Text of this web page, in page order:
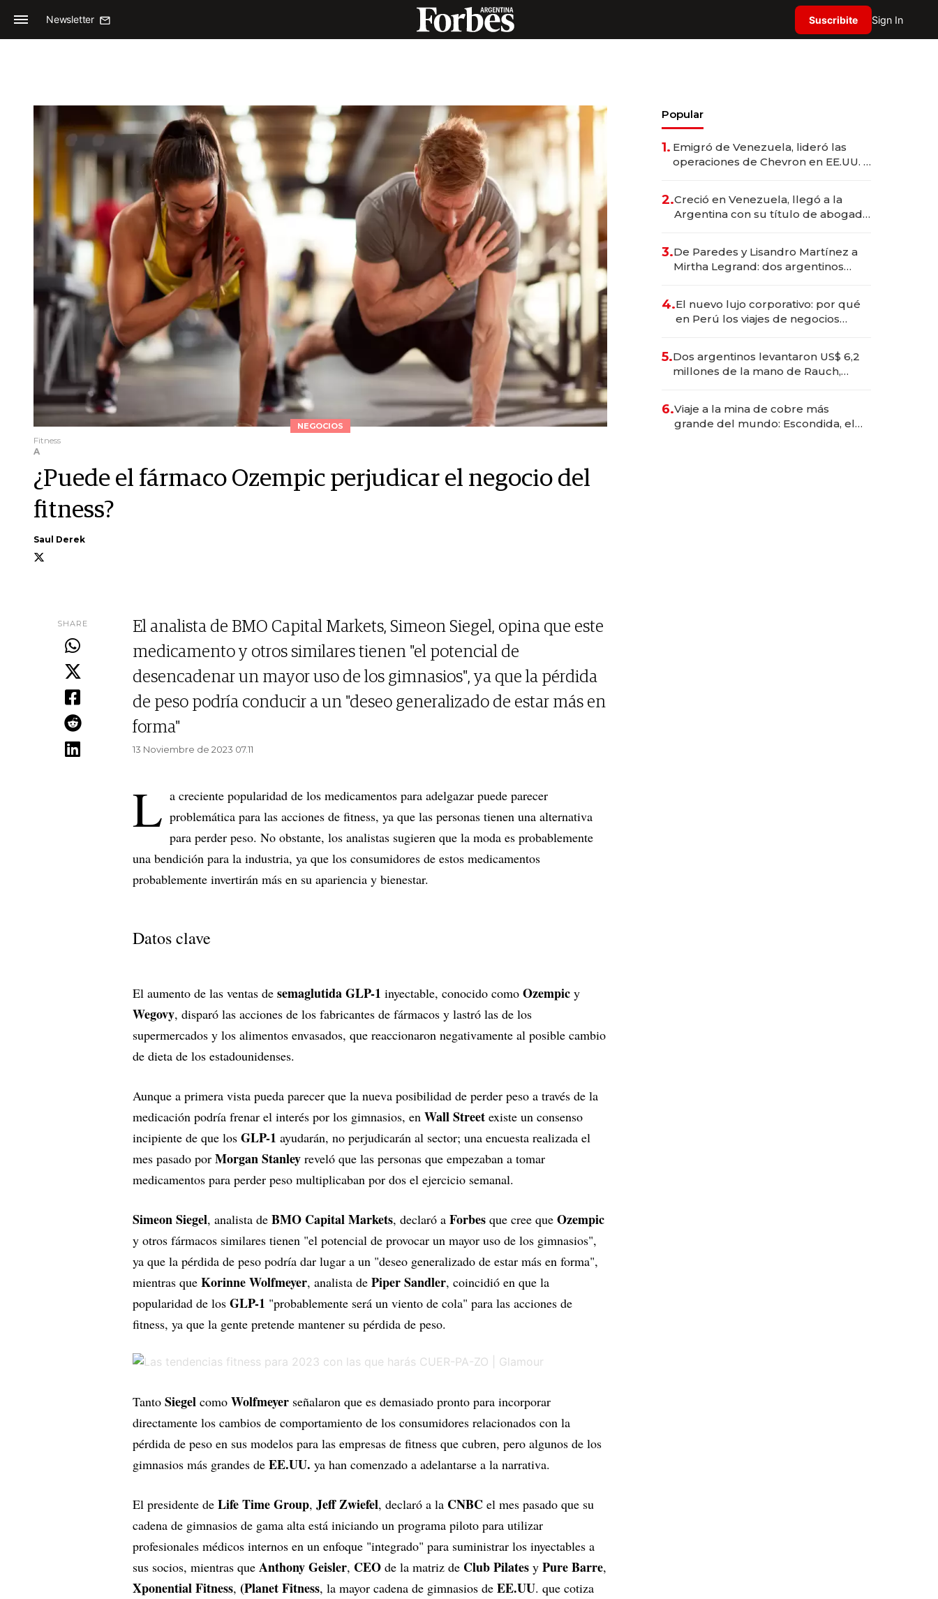
Newsletter Suscribite Sign In
NEGOCIOS
Fitness
A
¿Puede el fármaco Ozempic perjudicar el negocio del
fitness?
Saul Derek
SHARE
El analista de BMO Capital Markets, Simeon Siegel, opina que este
medicamento y otros similares tienen "el potencial de
desencadenar un mayor uso de los gimnasios", ya que la pérdida
de peso podría conducir a un "deseo generalizado de estar más en
forma"
13 Noviembre de 2023 07.11
L a creciente popularidad de los medicamentos para adelgazar puede parecer
problemática para las acciones de fitness, ya que las personas tienen una alternativa
para perder peso. No obstante, los analistas sugieren que la moda es probablemente
una bendición para la industria, ya que los consumidores de estos medicamentos
probablemente invertirán más en su apariencia y bienestar.
Datos clave
El aumento de las ventas de semaglutida GLP-1 inyectable, conocido como Ozempic y
Wegovy, disparó las acciones de los fabricantes de fármacos y lastró las de los
supermercados y los alimentos envasados, que reaccionaron negativamente al posible cambio
de dieta de los estadounidenses.
Aunque a primera vista pueda parecer que la nueva posibilidad de perder peso a través de la
medicación podría frenar el interés por los gimnasios, en Wall Street existe un consenso
incipiente de que los GLP-1 ayudarán, no perjudicarán al sector; una encuesta realizada el
mes pasado por Morgan Stanley reveló que las personas que empezaban a tomar
medicamentos para perder peso multiplicaban por dos el ejercicio semanal.
Simeon Siegel, analista de BMO Capital Markets, declaró a Forbes que cree que Ozempic
y otros fármacos similares tienen "el potencial de provocar un mayor uso de los gimnasios",
ya que la pérdida de peso podría dar lugar a un "deseo generalizado de estar más en forma",
mientras que Korinne Wolfmeyer, analista de Piper Sandler, coincidió en que la
popularidad de los GLP-1 "probablemente será un viento de cola" para las acciones de
fitness, ya que la gente pretende mantener su pérdida de peso.
Tanto Siegel como Wolfmeyer señalaron que es demasiado pronto para incorporar
directamente los cambios de comportamiento de los consumidores relacionados con la
pérdida de peso en sus modelos para las empresas de fitness que cubren, pero algunos de los
gimnasios más grandes de EE.UU. ya han comenzado a adelantarse a la narrativa.
El presidente de Life Time Group, Jeff Zwiefel, declaró a la CNBC el mes pasado que su
cadena de gimnasios de gama alta está iniciando un programa piloto para utilizar
profesionales médicos internos en un enfoque "integrado" para suministrar los inyectables a
sus socios, mientras que Anthony Geisler, CEO de la matriz de Club Pilates y Pure Barre,
Xponential Fitness, (Planet Fitness, la mayor cadena de gimnasios de EE.UU. que cotiza
Popular
1. Emigró de Venezuela, lideró las
operaciones de Chevron en EE.UU. y
2.Creció en Venezuela, llegó a la
Argentina con su título de abogado
marcas "fast premium"
3.De Paredes y Lisandro Martínez a
Mirtha Legrand: dos argentinos
4.El nuevo lujo corporativo: por qué
en Perú los viajes de negocios
transformadoras
5.Dos argentinos levantaron US$ 6,2
millones de la mano de Rauch,
6.Viaje a la mina de cobre más
grande del mundo: Escondida, el